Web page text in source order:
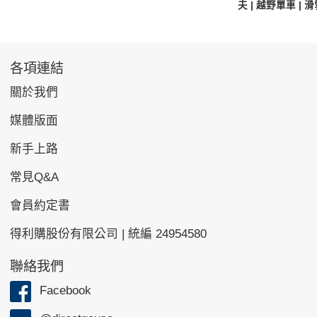
夫 | 越野單車 |
各項連結
關於我們
媒體版面
新手上路
常見Q&A
會員約定書
得利購股份有限公司 | 統編 24954580
聯絡我們
Facebook